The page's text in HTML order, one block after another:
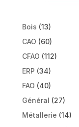
Bois (13)
CAO (60)
CFAO (112)
ERP (34)
FAO (40)
Général (27)
Métallerie (14)